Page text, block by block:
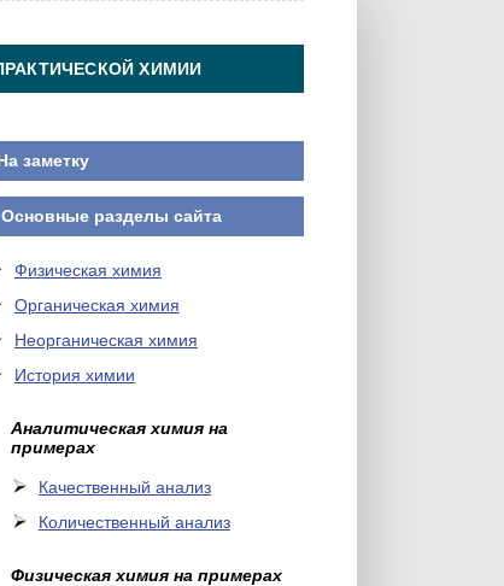
ХИМИИ
заметку
Основные разделы сайта
Физическая химия
Органическая химия
Неорганическая химия
История химии
Аналитическая химия на
примерах
Качественный анализ
Количественный анализ
Физическая химия на примерах